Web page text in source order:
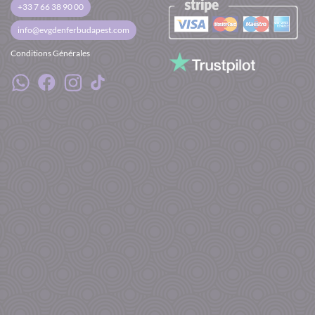
Limousine
(20 personnes)
Ford Party Bus(22 personnes)
Mercedes Party Bus
(48 personnes)
Pour letransfert aéroport
show de striptease.
+33 7 66 38 90 00
info@evgdenferbudapest.com
Conditions Générales